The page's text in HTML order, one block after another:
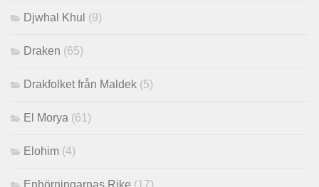
Djwhal Khul (9)
Draken (65)
Drakfolket från Maldek (5)
El Morya (61)
Elohim (4)
Enhörningarnas Rike (17)